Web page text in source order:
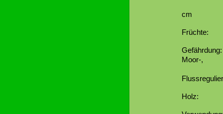
cm
Früchte:
Moor-,
Holz: